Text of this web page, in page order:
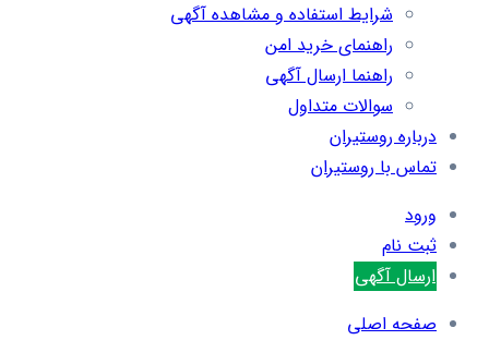
شرایط استفاده و مشاهده آگهی
راهنمای خرید امن
راهنما ارسال آگهی
سوالات متداول
درباره روستیران
تماس با روستیران
ورود
ثبت نام
ارسال آگهی
صفحه اصلی